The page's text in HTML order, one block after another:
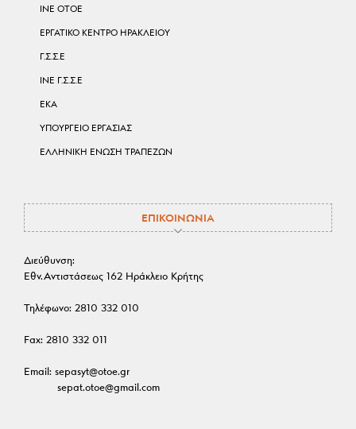
ΙΝΕ ΟΤΟΕ
ΕΡΓΑΤΙΚΟ ΚΕΝΤΡΟ ΗΡΑΚΛΕΙΟΥ
Γ.Σ.Σ.Ε
ΙΝΕ Γ.Σ.Σ.Ε
ΕΚΑ
ΥΠΟΥΡΓΕΙΟ ΕΡΓΑΣΙΑΣ
ΕΛΛΗΝΙΚΗ ΕΝΩΣΗ ΤΡΑΠΕΖΩΝ
ΕΠΙΚΟΙΝΩΝΙΑ
Διεύθυνση:
Εθν.Αντιστάσεως 162 Ηράκλειο Κρήτης
Τηλέφωνο: 2810 332 010
Fax: 2810 332 011
Email: sepasyt@otoe.gr
sepat.otoe@gmail.com